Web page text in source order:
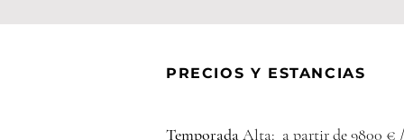
PRECIOS Y ESTANCIAS
TemporadaAlta: a partir de 9800 €